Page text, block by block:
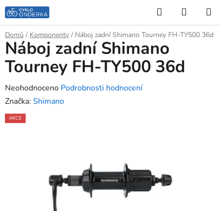
Přejít
na
obsah
Hledat
KOŠÍK
Domů / Komponenty / Náboj zadní Shimano Tourney FH-TY500 36d
Náboj zadní Shimano
Tourney FH-TY500 36d
Průměrné
hodnocení
produktu
Neohodnoceno Podrobnosti hodnocení
Značka: Shimano
AKCE